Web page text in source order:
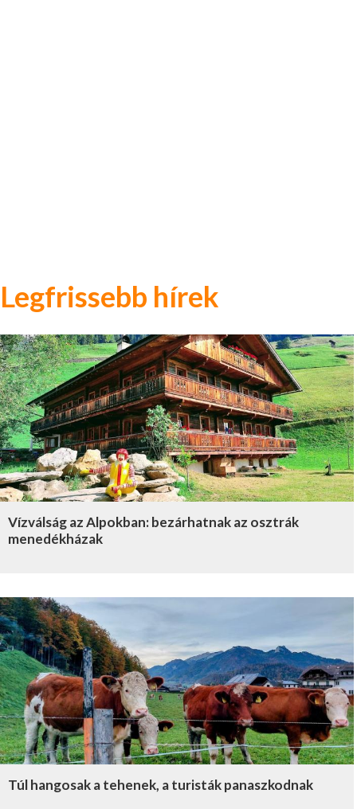
Legfrissebb hírek
Vízválság az Alpokban: bezárhatnak az osztrák
menedékházak
Túl hangosak a tehenek, a turisták panaszkodnak